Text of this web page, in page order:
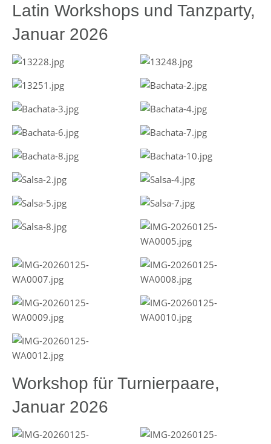
Latin Workshops und Tanzparty,
Januar 2026
Workshop für Turnierpaare,
Januar 2026